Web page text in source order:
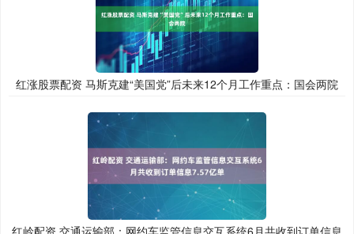
红涨股票配资 马斯克建“美国党”后未来12个月工作重点：国会两院
红岭配资 交通运输部：网约车监管信息交互系统6月共收到订单信息